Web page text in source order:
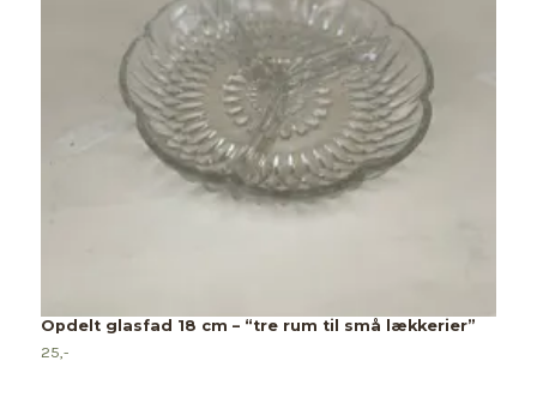
Opdelt glasfad 18 cm – “tre rum til små lækkerier”
25,-